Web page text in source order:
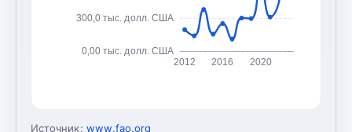
0,00 тыс. долл. США
300,0 тыс. долл. США
2012 2016 2020
Источник: www.fao.org